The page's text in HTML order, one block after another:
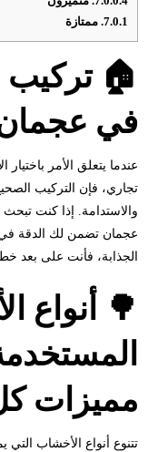
7.0.1. ممتازة
🏠
في
عندما يتعلق الأمر
تجاري، فإن التركيب
والاستدامة. إذا كنت
عجمان تضمن لك الدقة في
الجذابة، فأنت على بعد
🌳 أنواع
مميزات
تتنوع أنواع الأخشاب